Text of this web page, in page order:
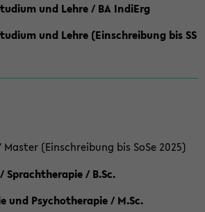
und Lehre / BA IndiErg
und Lehre (Einschreibung bis SS
(Einschreibung bis SoSe 2025)
/ B.Sc.
und Psychotherapie / M.Sc.